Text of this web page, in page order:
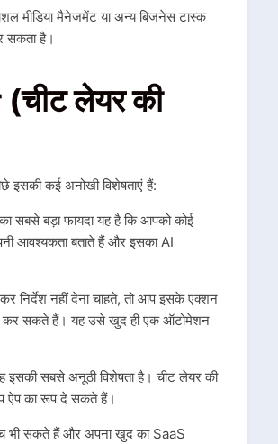
मीडिया मैनेजमेंट या अन्य बिजनेस टास्क
सकता है।
लेयर की
कई अनोखी विशेषताएं हैं:
सबसे बड़ा फायदा यह है कि आपको कोई
आवश्यकता बताते हैं और इसका AI
निर्देश नहीं देना चाहते, तो आप इसके एक्शन
कर सकते हैं। यह उसे खुद ही एक ऑटोमेशन
इसकी सबसे अनूठी विशेषता है। चीट लेयर की
ऐप का रूप दे सकते हैं।
भी सकते हैं और अपना खुद का SaaS